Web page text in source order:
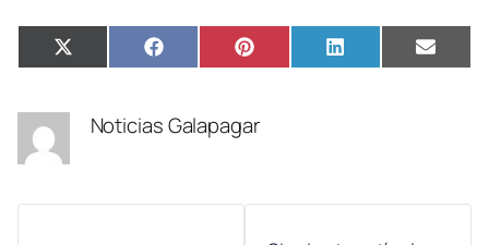
Compartir
en
X
(Twitter)
Compartir
en
FacebookCompartir
en
PinterestCompartir
en
LinkedIn
en
Email
Noticias Galapagar